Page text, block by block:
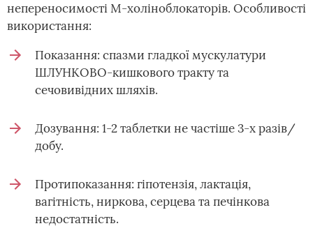
непереносимості М-холіноблокаторів. Особливості
використання:
Показання: спазми гладкої мускулатури
ШЛУНКОВО-кишкового тракту та
сечовивідних шляхів.
Дозування: 1-2 таблетки не частіше 3-х разів/
добу.
Протипоказання: гіпотензія, лактація,
вагітність, ниркова, серцева та печінкова
недостатність.